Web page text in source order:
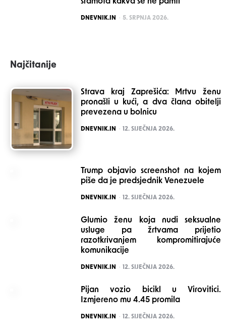
POSTED
DNEVNIK.IN 5. SRPNJA 2026.
Najčitanije
Strava kraj Zaprešića: Mrtvu ženu
pronašli u kući, a dva člana obitelji
prevezena u bolnicu
POSTED
DNEVNIK.IN 12. SIJEČNJA 2026.
Trump objavio screenshot na kojem
piše da je predsjednik Venezuele
POSTED
DNEVNIK.IN 12. SIJEČNJA 2026.
Glumio ženu koja nudi seksualne
usluge pa žrtvama prijetio
razotkrivanjem kompromitirajuće
komunikacije
POSTED
DNEVNIK.IN 12. SIJEČNJA 2026.
Pijan vozio bicikl u Virovitici.
Izmjereno mu 4.45 promila
POSTED
DNEVNIK.IN 12. SIJEČNJA 2026.